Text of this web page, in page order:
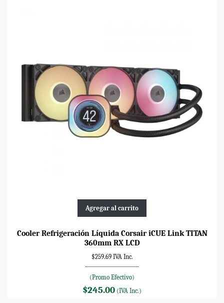
Agregar al carrito
Cooler Refrigeración Líquida Corsair iCUE Link TITAN
360mm RX LCD
$259.69 IVA Inc.
---------------------------
(Promo Efectivo)
$245.00 (IVA Inc.)